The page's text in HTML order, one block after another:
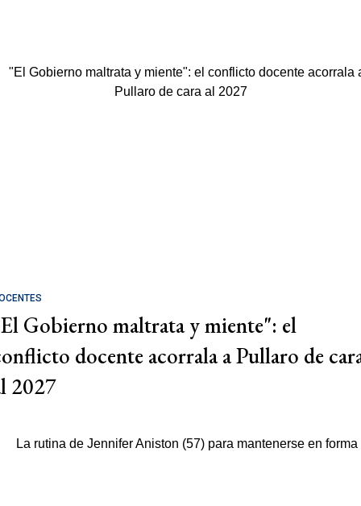
Gobierno maltrata y miente": el
docente acorrala a Pullaro de
2027